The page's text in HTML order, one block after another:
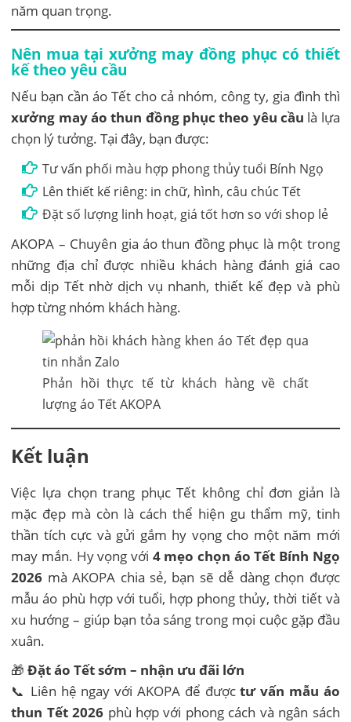
năm quan trọng.
Nên mua tại xưởng may đồng phục có thiết
kế theo yêu cầu
Nếu bạn cần áo Tết cho cả nhóm, công ty, gia đình thì
xưởng may áo thun đồng phục theo yêu cầu là lựa
chọn lý tưởng. Tại đây, bạn được:
Tư vấn phối màu hợp phong thủy tuổi Bính Ngọ
Lên thiết kế riêng: in chữ, hình, câu chúc Tết
Đặt số lượng linh hoạt, giá tốt hơn so với shop lẻ
AKOPA – Chuyên gia áo thun đồng phục là một trong
những địa chỉ được nhiều khách hàng đánh giá cao
mỗi dịp Tết nhờ dịch vụ nhanh, thiết kế đẹp và phù
hợp từng nhóm khách hàng.
Phản hồi thực tế từ khách hàng về chất
lượng áo Tết AKOPA
Kết luận
Việc lựa chọn trang phục Tết không chỉ đơn giản là
mặc đẹp mà còn là cách thể hiện gu thẩm mỹ, tinh
thần tích cực và gửi gắm hy vọng cho một năm mới
may mắn. Hy vọng với 4 mẹo chọn áo Tết Bính Ngọ
2026 mà AKOPA chia sẻ, bạn sẽ dễ dàng chọn được
mẫu áo phù hợp với tuổi, hợp phong thủy, thời tiết và
xu hướng – giúp bạn tỏa sáng trong mọi cuộc gặp đầu
xuân.
🎁Đặt áo Tết sớm – nhận ưu đãi lớn
📞 Liên hệ ngay với AKOPA để đượctư vấn mẫu áo
thun Tết 2026 phù hợp với phong cách và ngân sách